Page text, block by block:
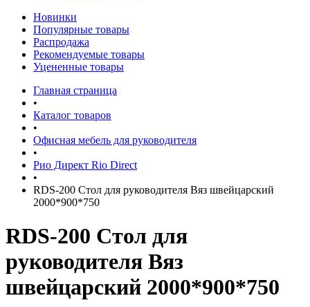
Новинки
Популярные товары
Распродажа
Рекомендуемые товары
Уцененные товары
Главная страница
•
Каталог товаров
•
Офисная мебель для руководителя
•
Рио Директ Rio Direct
•
RDS-200 Стол для руководителя Вяз швейцарский
2000*900*750
RDS-200 Стол для
руководителя Вяз
швейцарский 2000*900*750